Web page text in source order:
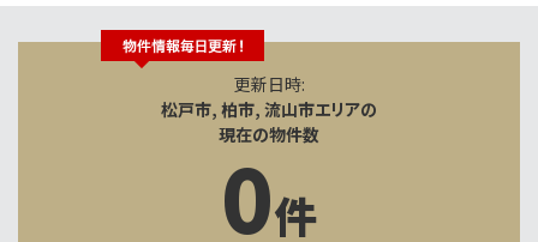
更新日時:
松戸市, 柏市, 流山市エリアの
現在の物件数
0件